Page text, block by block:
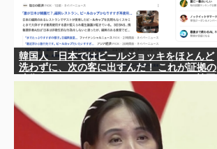
韓国人「日本ではビールジョッキをほとんど
洗わずに、次の客に出すんだ！ これが証拠の
には「アレ」がないんだ？